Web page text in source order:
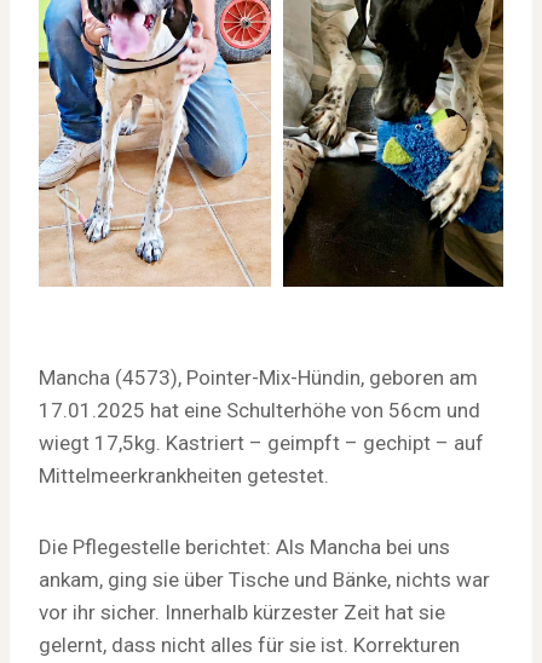
Mancha (4573), Pointer-Mix-Hündin, geboren am
17.01.2025 hat eine Schulterhöhe von 56cm und
wiegt 17,5kg. Kastriert – geimpft – gechipt – auf
Mittelmeerkrankheiten getestet.
Die Pflegestelle berichtet: Als Mancha bei uns
ankam, ging sie über Tische und Bänke, nichts war
vor ihr sicher. Innerhalb kürzester Zeit hat sie
gelernt, dass nicht alles für sie ist. Korrekturen